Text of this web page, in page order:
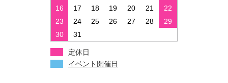
16
17 18 19 20 21
22
23
24 25 26 27 28
29
30
31
定休日
イベント開催日